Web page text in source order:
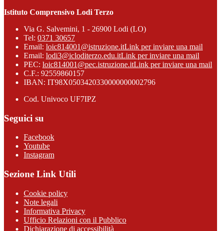
Istituto Comprensivo Lodi Terzo
Via G. Salvemini, 1 - 26900 Lodi (LO)
Tel: 0371 30657
Email: loic814001@istruzione.itLink per inviare una mail
Email: lodi3@icloditerzo.edu.itLink per inviare una mail
PEC: loic814001@pec.istruzione.itLink per inviare una mail
C.F.: 92559860157
IBAN: IT98X0503420330000000002796
Cod. Univoco UF7IPZ
Seguici su
Facebook
Youtube
Instagram
Sezione Link Utili
Cookie policy
Note legali
Informativa Privacy
Ufficio Relazioni con il Pubblico
Dichiarazione di accessibilità